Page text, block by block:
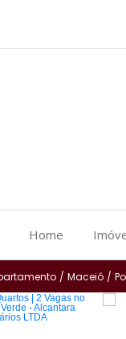
Home
/ Maceió /